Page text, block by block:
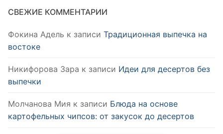
СВЕЖИЕ КОММЕНТАРИИ
Фокина Адель к записи Традиционная выпечка на
востоке
Никифорова Зара к записи Идеи для десертов без
выпечки
Молчанова Мия к записи Блюда на основе
картофельных чипсов: от закусок до десертов